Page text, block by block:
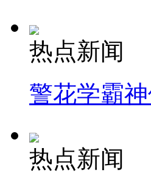
热点新闻
警花学霸
热点新闻